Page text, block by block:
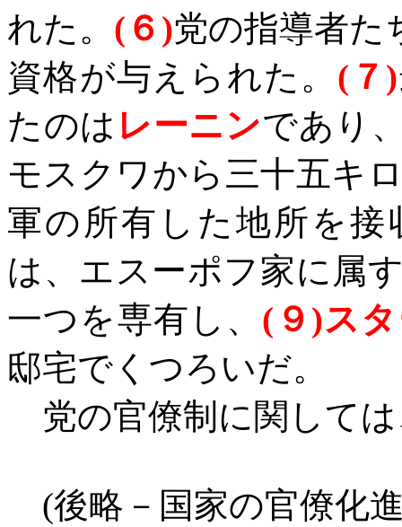
れた。 ( ６ )党の指導者た
資格が与えられた。 ( ７ )
たのは レーニンであり
モスクワから三十五キ
軍の所有した地所を接
は、エスーポフ家に属
一つを専有し、 ( ９ )ス
邸宅でくつろいだ。
党の官僚制に関して
(後略－国家の官僚化